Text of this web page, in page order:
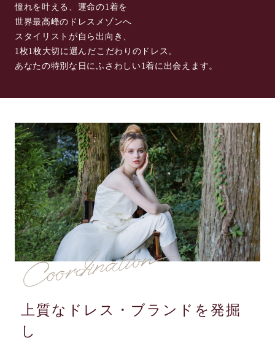
憧れを叶える、運命の1着を
世界最高峰のドレスメゾンへ
スタイリストが自ら出向き、
1枚1枚大切に選んだこだわりのドレス。
あなたの特別な日にふさわしい1着に出会えます。
上質なドレス・ブランドを発掘
し